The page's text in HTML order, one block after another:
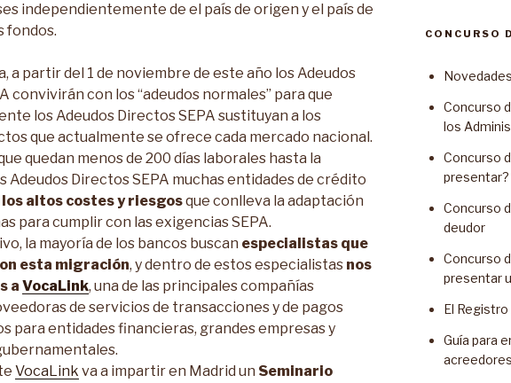
independientemente de el país de origen y el país de
fondos.
a partir del 1 de noviembre de este año los Adeudos
convivirán con los “adeudos normales” para que
los Adeudos Directos SEPA sustituyan a los
que actualmente se ofrece cada mercado nacional.
quedan menos de 200 días laborales hasta la
Adeudos Directos SEPA muchas entidades de crédito
los altos costes y riesgosque conlleva la adaptación
para cumplir con las exigencias SEPA.
la mayoría de los bancos buscan especialistas que
esta migración, y dentro de estos especialistas nos
a VocaLink, una de las principales compañías
de servicios de transacciones y de pagos
para entidades financieras, grandes empresas y
VocaLink va a impartir en Madrid un Seminario
CONCURSO
Concurso
los
Concurso
presentar?
Concurso
deudor
Concurso
presentar
El
Guía para
acreedores